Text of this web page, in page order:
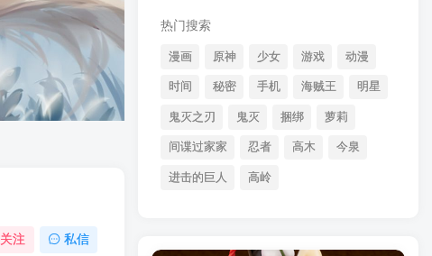
关注 私信
热门搜索
漫画 原神 少女 游戏 动漫
时间 秘密 手机 海贼王 明星
鬼灭之刃 鬼灭 捆绑 萝莉
间谍过家家 忍者 高木 今泉
进击的巨人 高岭